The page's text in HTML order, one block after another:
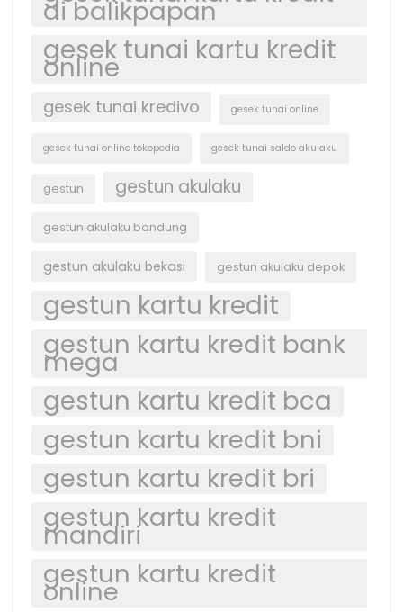
di balikpapan
gesek tunai kartu kredit
online
gesek tunai kredivo gesek tunai online
gesek tunai online tokopedia gesek tunai saldo akulaku
gestun gestun akulaku
gestun akulaku bandung
gestun akulaku bekasi gestun akulaku depok
gestun kartu kredit
gestun kartu kredit bank
mega
gestun kartu kredit bca
gestun kartu kredit bni
gestun kartu kredit bri
gestun kartu kredit
mandiri
gestun kartu kredit
online